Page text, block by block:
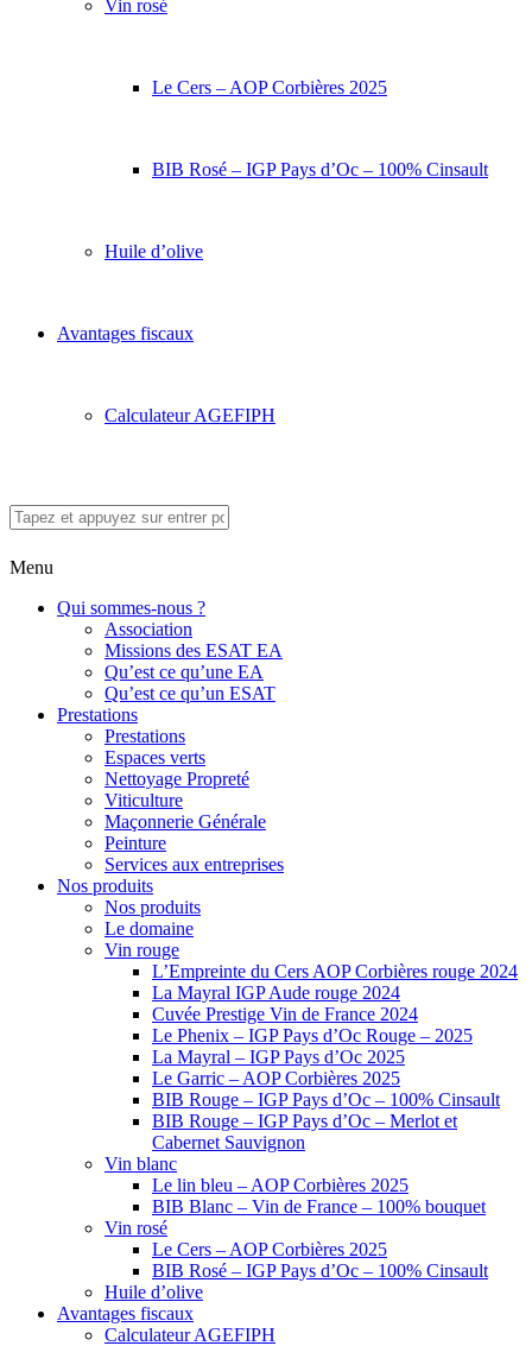
Vin rosé
Le Cers – AOP Corbières 2025
BIB Rosé – IGP Pays d’Oc – 100% Cinsault
Huile d’olive
Avantages fiscaux
Calculateur AGEFIPH
Menu
Qui sommes-nous ?
Association
Missions des ESAT EA
Qu’est ce qu’une EA
Qu’est ce qu’un ESAT
Prestations
Prestations
Espaces verts
Nettoyage Propreté
Viticulture
Maçonnerie Générale
Peinture
Services aux entreprises
Nos produits
Nos produits
Le domaine
Vin rouge
L’Empreinte du Cers AOP Corbières rouge 2024
La Mayral IGP Aude rouge 2024
Cuvée Prestige Vin de France 2024
Le Phenix – IGP Pays d’Oc Rouge – 2025
La Mayral – IGP Pays d’Oc 2025
Le Garric – AOP Corbières 2025
BIB Rouge – IGP Pays d’Oc – 100% Cinsault
BIB Rouge – IGP Pays d’Oc – Merlot et
Cabernet Sauvignon
Vin blanc
Le lin bleu – AOP Corbières 2025
BIB Blanc – Vin de France – 100% bouquet
Vin rosé
Le Cers – AOP Corbières 2025
BIB Rosé – IGP Pays d’Oc – 100% Cinsault
Huile d’olive
Avantages fiscaux
Calculateur AGEFIPH